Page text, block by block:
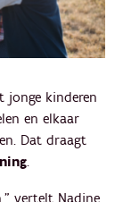
jonge kinderen
en elkaar
Dat draagt
.
vertelt Nadine